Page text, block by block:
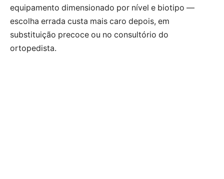
equipamento dimensionado por nível e biotipo —
escolha errada custa mais caro depois, em
substituição precoce ou no consultório do
ortopedista.